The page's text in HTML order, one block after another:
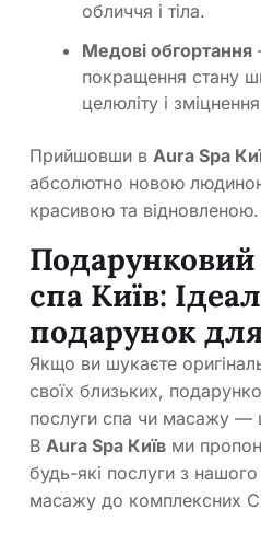
обличчя і тіла.
Медові обгортання
покращення стану
целюліту і
Прийшовши в Aura Spa
абсолютно новою
красивою та відновленою.
Подарунковий
спа Київ:
подарунок
Якщо ви шукаєте
своїх близьких,
послуги спа чи масажу —
В Aura Spa Київ ми
будь-які послуги з
масажу до комплексних